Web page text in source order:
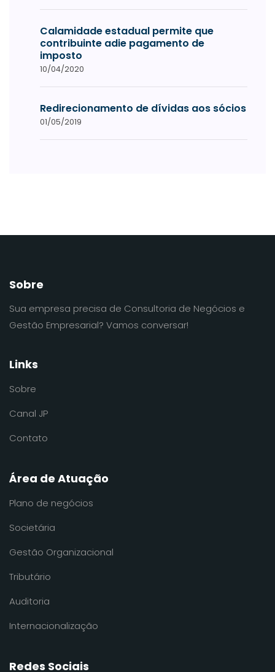
Calamidade estadual permite que
contribuinte adie pagamento de
imposto
10/04/2020
Redirecionamento de dívidas aos sócios
01/05/2019
Sobre
Sua empresa precisa de Consultoria de Negócios e
Gestão Empresarial? Vamos conversar!
Links
Sobre
Canal JP
Contato
Área de Atuação
Plano de negócios
Societária
Gestão Organizacional
Tributário
Auditoria
Internacionalização
Redes Sociais